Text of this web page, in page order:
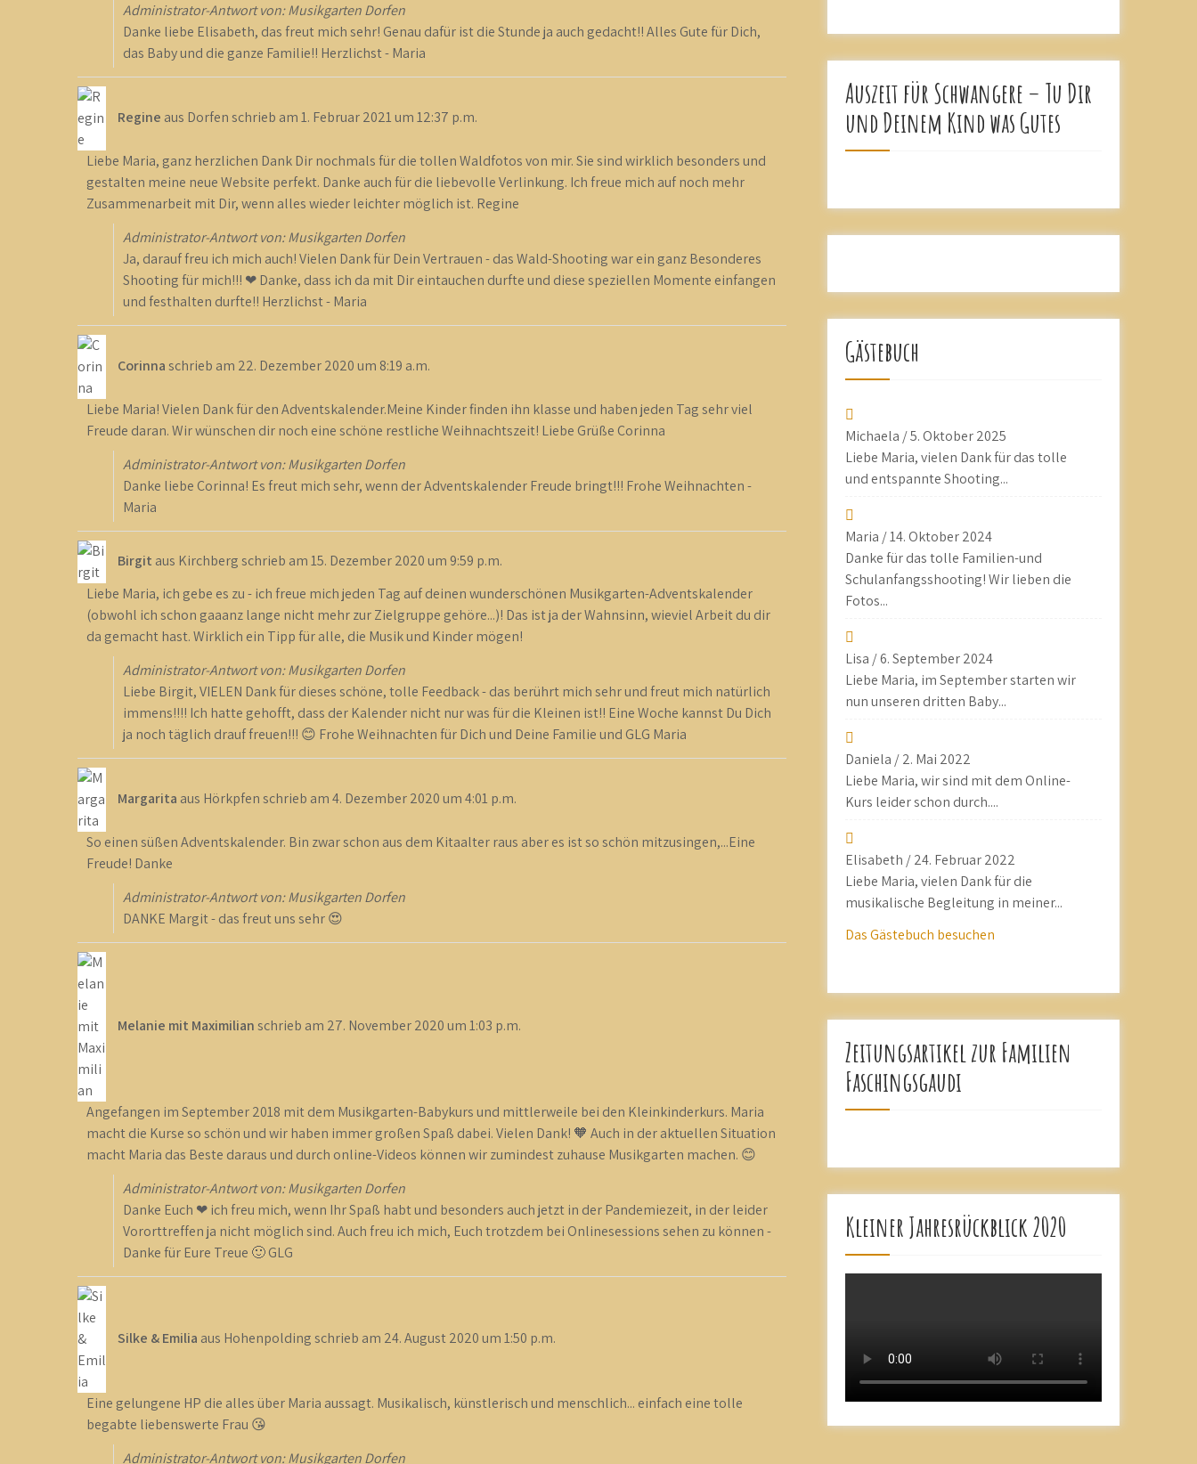
Administrator-Antwort von: Musikgarten Dorfen
Danke liebe Elisabeth, das freut mich sehr! Genau dafür ist die Stunde ja auch gedacht!! Alles Gute für Dich,
das Baby und die ganze Familie!! Herzlichst - Maria
Regine aus Dorfenschrieb am1. Februar 2021um12:37 p.m.
Liebe Maria, ganz herzlichen Dank Dir nochmals für die tollen Waldfotos von mir. Sie sind wirklich besonders und
gestalten meine neue Website perfekt. Danke auch für die liebevolle Verlinkung. Ich freue mich auf noch mehr
Zusammenarbeit mit Dir, wenn alles wieder leichter möglich ist. Regine
Administrator-Antwort von: Musikgarten Dorfen
Ja, darauf freu ich mich auch! Vielen Dank für Dein Vertrauen - das Wald-Shooting war ein ganz Besonderes
Shooting für mich!!! ❤ Danke, dass ich da mit Dir eintauchen durfte und diese speziellen Momente einfangen
und festhalten durfte!! Herzlichst - Maria
Corinnaschrieb am 22. Dezember 2020um 8:19 a.m.
Liebe Maria! Vielen Dank für den Adventskalender.Meine Kinder finden ihn klasse und haben jeden Tag sehr viel
Freude daran. Wir wünschen dir noch eine schöne restliche Weihnachtszeit! Liebe Grüße Corinna
Administrator-Antwort von: Musikgarten Dorfen
Danke liebe Corinna! Es freut mich sehr, wenn der Adventskalender Freude bringt!!! Frohe Weihnachten -
Maria
Birgit aus Kirchbergschrieb am15. Dezember 2020um 9:59 p.m.
Liebe Maria, ich gebe es zu - ich freue mich jeden Tag auf deinen wunderschönen Musikgarten-Adventskalender
(obwohl ich schon gaaanz lange nicht mehr zur Zielgruppe gehöre...)! Das ist ja der Wahnsinn, wieviel Arbeit du dir
da gemacht hast. Wirklich ein Tipp für alle, die Musik und Kinder mögen!
Administrator-Antwort von: Musikgarten Dorfen
Liebe Birgit, VIELEN Dank für dieses schöne, tolle Feedback - das berührt mich sehr und freut mich natürlich
immens!!!! Ich hatte gehofft, dass der Kalender nicht nur was für die Kleinen ist!! Eine Woche kannst Du Dich
ja noch täglich drauf freuen!!! 😊 Frohe Weihnachten für Dich und Deine Familie und GLG Maria
Margarita aus Hörkpfenschrieb am4. Dezember 2020um4:01 p.m.
So einen süßen Adventskalender. Bin zwar schon aus dem Kitaalter raus aber es ist so schön mitzusingen,...Eine
Freude! Danke
Administrator-Antwort von: Musikgarten Dorfen
DANKE Margit - das freut uns sehr 😍
Melanie mit Maximilianschrieb am 27. November 2020um1:03 p.m.
Angefangen im September 2018 mit dem Musikgarten-Babykurs und mittlerweile bei den Kleinkinderkurs. Maria
macht die Kurse so schön und wir haben immer großen Spaß dabei. Vielen Dank! 🧡 Auch in der aktuellen Situation
macht Maria das Beste daraus und durch online-Videos können wir zumindest zuhause Musikgarten machen. 😊
Administrator-Antwort von: Musikgarten Dorfen
Danke Euch ❤ ich freu mich, wenn Ihr Spaß habt und besonders auch jetzt in der Pandemiezeit, in der leider
Vororttreffen ja nicht möglich sind. Auch freu ich mich, Euch trotzdem bei Onlinesessions sehen zu können -
Danke für Eure Treue 🙂 GLG
Silke & Emilia aus Hohenpoldingschrieb am 24. August 2020um1:50 p.m.
Eine gelungene HP die alles über Maria aussagt. Musikalisch, künstlerisch und menschlich... einfach eine tolle
begabte liebenswerte Frau 😘
Administrator-Antwort von: Musikgarten Dorfen
Auszeit für Schwangere – Tu Dir
und Deinem Kind was Gutes
Gästebuch
Michaela /5. Oktober 2025
Liebe Maria, vielen Dank für das tolle
und entspannte Shooting...
Maria /14. Oktober 2024
Danke für das tolle Familien-und
Schulanfangsshooting! Wir lieben die
Fotos...
Lisa /6. September 2024
Liebe Maria, im September starten wir
nun unseren dritten Baby...
Daniela /2. Mai 2022
Liebe Maria, wir sind mit dem Online-
Kurs leider schon durch....
Elisabeth /24. Februar 2022
Liebe Maria, vielen Dank für die
musikalische Begleitung in meiner...
Das Gästebuch besuchen
Zeitungsartikel zur Familien
Faschingsgaudi
Kleiner Jahresrückblick 2020